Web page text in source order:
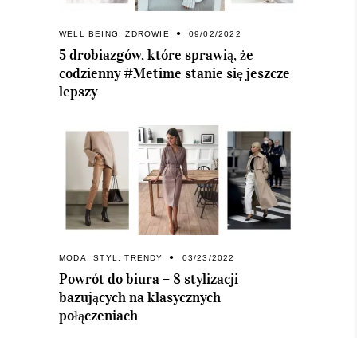
WELL BEING ,ZDROWIE 09/02/2022
5 drobiazgów, które sprawią, że
codzienny #Metime stanie się jeszcze
lepszy
MODA ,STYL ,TRENDY 03/23/2022
Powrót do biura – 8 stylizacji
bazujących na klasycznych
połączeniach